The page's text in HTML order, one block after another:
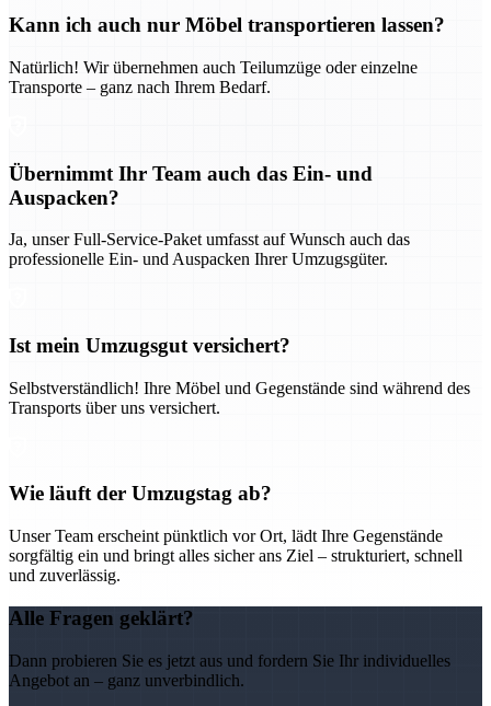
Kann ich auch nur Möbel transportieren lassen?
Natürlich! Wir übernehmen auch Teilumzüge oder einzelne
Transporte – ganz nach Ihrem Bedarf.
Übernimmt Ihr Team auch das Ein- und
Auspacken?
Ja, unser Full-Service-Paket umfasst auf Wunsch auch das
professionelle Ein- und Auspacken Ihrer Umzugsgüter.
Ist mein Umzugsgut versichert?
Selbstverständlich! Ihre Möbel und Gegenstände sind während des
Transports über uns versichert.
Wie läuft der Umzugstag ab?
Unser Team erscheint pünktlich vor Ort, lädt Ihre Gegenstände
sorgfältig ein und bringt alles sicher ans Ziel – strukturiert, schnell
und zuverlässig.
Alle Fragen geklärt?
Dann probieren Sie es jetzt aus und fordern Sie Ihr individuelles
Angebot an – ganz unverbindlich.